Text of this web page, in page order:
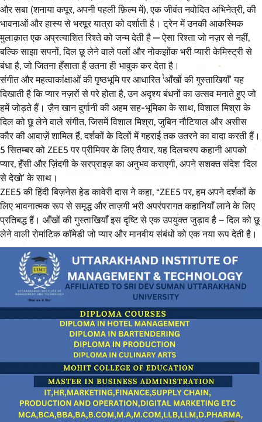
और सबा (शनाया कपूर, अपनी पहली फ़िल्म में), एक जीवंत नवोदित अभिनेत्री, की
भावनाओं और हास्य से भरपूर यात्रा को दर्शाती है। ट्रेन में उनकी आकस्मिक
मुलाक़ात एक अप्रत्याशित रिश्ते को जन्म देती है — ऐसा रिश्ता जो नज़र से नहीं,
बल्कि साझा सपनों, दिल छू लेने वाले पलों और नोकझोंक भरी प्यारी केमिस्ट्री से
बंधा है, जो जितना हँसाता है उतना ही भावुक कर देता है।
संगीत और महत्वाकांक्षाओं की पृष्ठभूमि पर आधारित ‘आँखों की गुस्ताखियाँ’ यह
दिखाती है कि प्यार नज़रों से परे होता है, उन अदृश्य बंधनों का उत्सव मनाते हुए जो
हमें जोड़ते हैं। ज़ैन खान दुर्गानी की अहम सह-भूमिका के साथ, विशाल मिश्रा के
दिल को छू लेने वाले संगीत, जिसमें विशाल मिश्रा, जुबिन नौटियाल और असीस
कौर की आवाज़ें शामिल हैं, दर्शकों के दिलों में गहराई तक उतरने का वादा करती हैं।
5 सितम्बर को ZEE5 पर प्रीमियर के लिए तैयार, यह दिलचस्प कहानी आपको
प्यार, हँसी और ज़िंदगी के सरप्राइज़ का अनुभव कराएगी, अपने सशक्त संदेश ‘दिल
से देखो’ के साथ।
ZEE5 की हिंदी बिज़नेस हेड कावेरी दास ने कहा, “ZEE5 पर, हम अपने दर्शकों के
लिए भावनात्मक रूप से समृद्ध और ताज़गी भरी अपरंपरागत कहानियाँ लाने के लिए
प्रतिबद्ध हैं। आँखों की गुस्ताखियाँ इस दृष्टि से एक उपयुक्त जुड़ाव है – दिल को छू
लेने वाली रोमांटिक कॉमेडी जो प्यार और मानवीय संबंधों को एक नया रूप देती है।